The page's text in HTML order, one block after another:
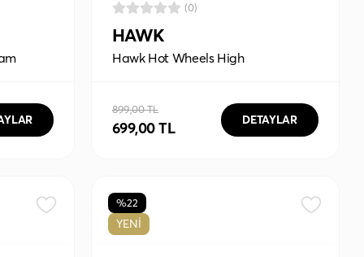
(0)
HAWK
Hawk Hot Wheels High
899,00 TL
699,00 TL DETAYLAR
%22
YENİ